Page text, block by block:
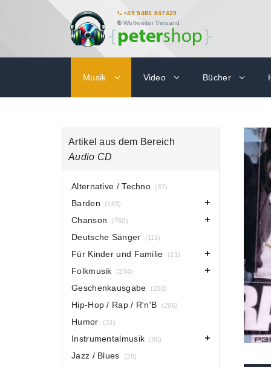
+49 5481 847429
Weltweiter Versand
Musik Video Bücher
Artikel aus dem Bereich
Audio CD
Alternative / Techno (87)
Barden (183)
Chanson (760)
Deutsche Sänger (111)
Für Kinder und Familie (21)
Folkmusik (234)
Geschenkausgabe (200)
Hip-Hop / Rap / R'n'B (296)
Humor (33)
Instrumentalmusik (80)
Jazz / Blues (38)